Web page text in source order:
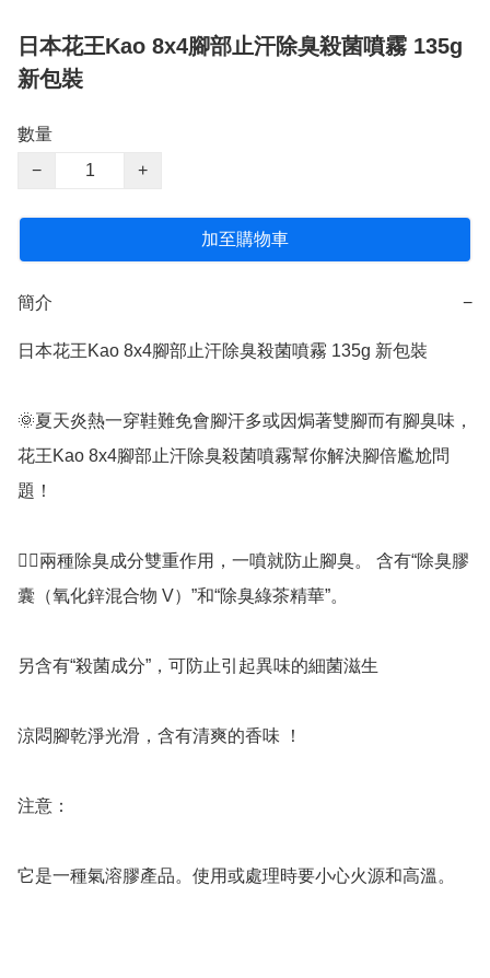
日本花王Kao 8x4腳部止汗除臭殺菌噴霧 135g
新包裝
數量
−
+
加至購物車
簡介 −
日本花王Kao 8x4腳部止汗除臭殺菌噴霧 135g 新包裝
🌞夏天炎熱一穿鞋難免會腳汗多或因焗著雙腳而有腳臭味，
花王Kao 8x4腳部止汗除臭殺菌噴霧幫你解決腳倍尷尬問
題！
👍🏻兩種除臭成分雙重作用，一噴就防止腳臭。 含有“除臭膠
囊（氧化鋅混合物 V）”和“除臭綠茶精華”。
另含有“殺菌成分”，可防止引起異味的細菌滋生
涼悶腳乾淨光滑，含有清爽的香味 ！
注意：
它是一種氣溶膠產品。使用或處理時要小心火源和高溫。